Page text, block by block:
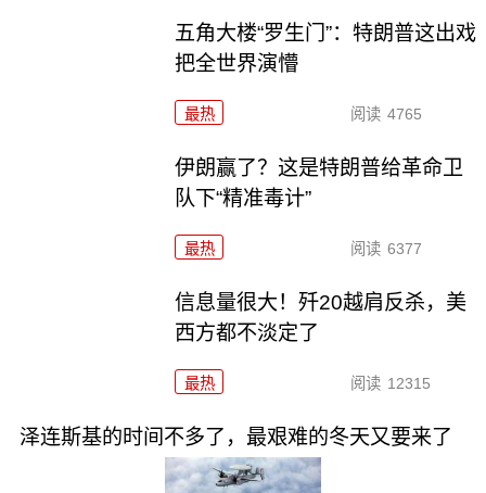
五角大楼“罗生门”：特朗普这出戏
把全世界演懵
最热 阅读 4765
伊朗赢了？这是特朗普给革命卫
队下“精准毒计”
最热 阅读 6377
信息量很大！歼20越肩反杀，美
西方都不淡定了
最热 阅读 12315
泽连斯基的时间不多了，最艰难的冬天又要来了